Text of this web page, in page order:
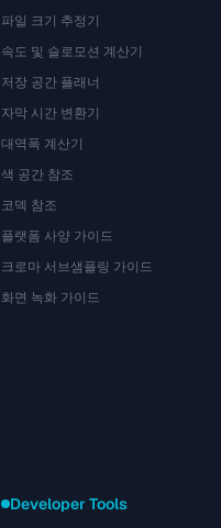
파일 크기 추정기
속도 및 슬로모션 계산기
저장 공간 플래너
자막 시간 변환기
대역폭 계산기
색 공간 참조
코덱 참조
플랫폼 사양 가이드
크로마 서브샘플링 가이드
화면 녹화 가이드
Developer Tools